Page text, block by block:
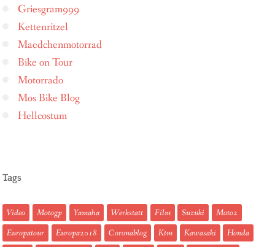
Griesgram999
Kettenritzel
Maedchenmotorrad
Bike on Tour
Motorrado
Mos Bike Blog
Hellcostum
Tags
Video Motogp Yamaha Werkstatt Film Suzuki
Moto2
Europatour
Europa2018 Coronablog Ktm Kawasaki
Honda